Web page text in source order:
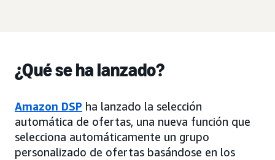
¿Qué se ha lanzado?
Amazon DSP ha lanzado la selección
automática de ofertas, una nueva función que
selecciona automáticamente un grupo
personalizado de ofertas basándose en los